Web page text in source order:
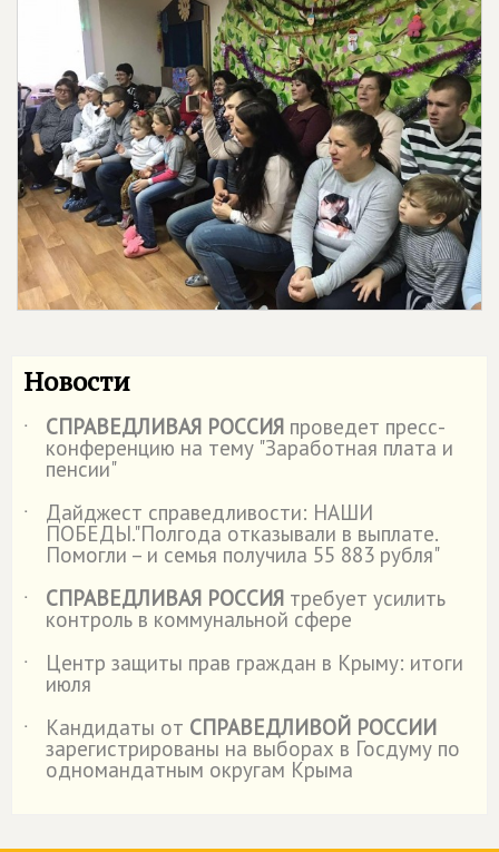
Новости
˙ СПРАВЕДЛИВАЯ РОССИЯ проведет пресс-
конференцию на тему "Заработная плата и
пенсии"
˙
Дайджест справедливости: НАШИ
ПОБЕДЫ."Полгода отказывали в выплате.
Помогли – и семья получила 55 883 рубля"
˙
СПРАВЕДЛИВАЯ РОССИЯ требует усилить
контроль в коммунальной сфере
˙
Центр защиты прав граждан в Крыму: итоги
июля
˙
Кандидаты от СПРАВЕДЛИВОЙ РОССИИ
зарегистрированы на выборах в Госдуму по
одномандатным округам Крыма